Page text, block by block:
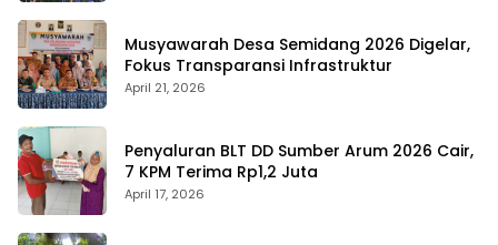
Musyawarah Desa Semidang 2026 Digelar,
Fokus Transparansi Infrastruktur
April 21, 2026
Penyaluran BLT DD Sumber Arum 2026 Cair,
7 KPM Terima Rp1,2 Juta
April 17, 2026